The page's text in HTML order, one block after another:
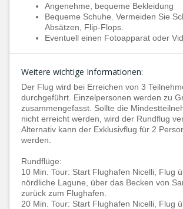
Angenehme, bequeme Bekleidung
Bequeme Schuhe. Vermeiden Sie
Absätzen, Flip-Flops.
Eventuell einen Fotoapparat oder
Weitere wichtige Informationen:
Der Flug wird bei Erreichen von 3
durchgeführt. Einzelpersonen werden zu
zusammengefasst. Sollte die
nicht erreicht werden, wird der Rundflug
Alternativ kann der Exklusivflug für 2
werden.
Rundflüge:
10 Min. Tour: Start Flughafen Nicelli, Flug
nördliche Lagune, über das Becken von
zurück zum Flughafen.
20 Min. Tour: Start Flughafen Nicelli, Flug